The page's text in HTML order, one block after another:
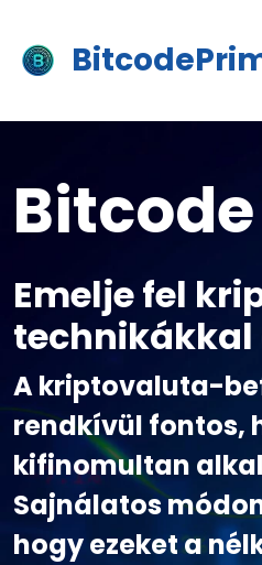
Emelje fel
technikákkal
A kriptovaluta-
rendkívül fontos,
kifinomultan
Sajnálatos
hogy ezeket a